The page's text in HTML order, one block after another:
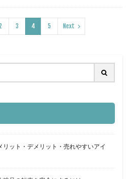
3 4 5 Next
ット・デメリット・売れやすいアイ